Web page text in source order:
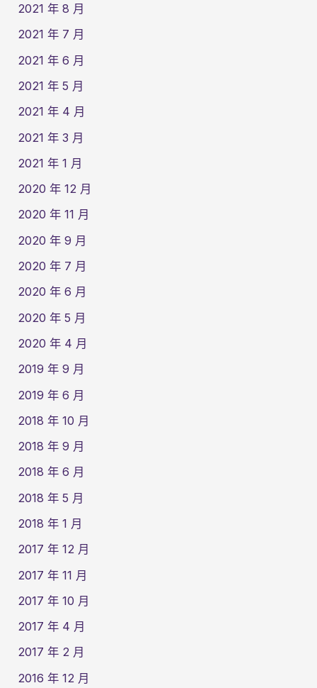
2021 年 8 月
2021 年 7 月
2021 年 6 月
2021 年 5 月
2021 年 4 月
2021 年 3 月
2021 年 1 月
2020 年 12 月
2020 年 11 月
2020 年 9 月
2020 年 7 月
2020 年 6 月
2020 年 5 月
2020 年 4 月
2019 年 9 月
2019 年 6 月
2018 年 10 月
2018 年 9 月
2018 年 6 月
2018 年 5 月
2018 年 1 月
2017 年 12 月
2017 年 11 月
2017 年 10 月
2017 年 4 月
2017 年 2 月
2016 年 12 月